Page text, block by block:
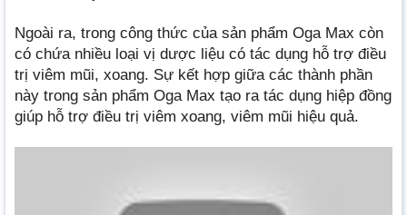
Ngoài ra, trong công thức của sản phẩm Oga Max còn
có chứa nhiều loại vị dược liệu có tác dụng hỗ trợ điều
trị viêm mũi, xoang. Sự kết hợp giữa các thành phần
này trong sản phẩm Oga Max tạo ra tác dụng hiệp đồng
giúp hỗ trợ điều trị viêm xoang, viêm mũi hiệu quả.